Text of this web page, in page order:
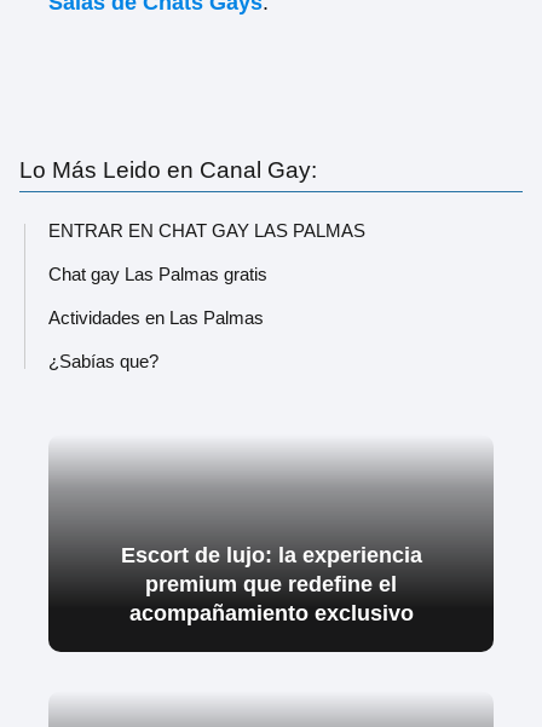
Lo Más Leido en Canal Gay:
ENTRAR EN CHAT GAY LAS PALMAS
Chat gay Las Palmas gratis
Actividades en Las Palmas
¿Sabías que?
Escort de lujo: la experiencia
premium que redefine el
acompañamiento exclusivo